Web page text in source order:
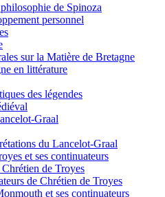
de Spinoza
personnel
sur la Matière de Bretagne
en littérature
des légendes
Graal
du Lancelot-Graal
et ses continuateurs
de Troyes
de Chrétien de Troyes
et ses continuateurs